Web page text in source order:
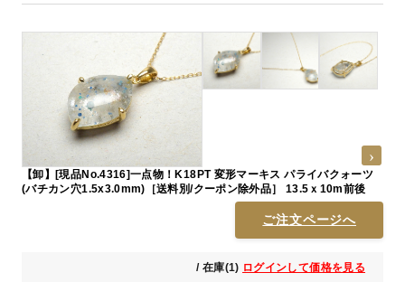
【卸】[現品No.4316]一点物！K18PT 変形マーキス パライバクォーツ
(バチカン穴1.5x3.0mm)［送料別/クーポン除外品］ 13.5ｘ10m前後
ご注文ページへ
/ 在庫(1) ログインして価格を見る